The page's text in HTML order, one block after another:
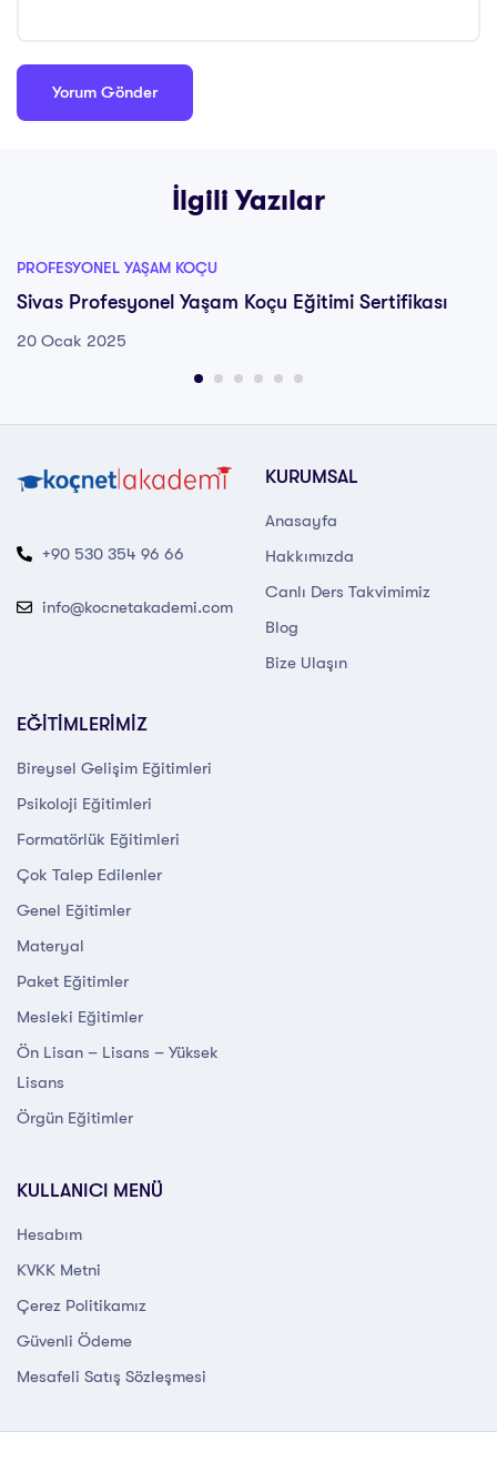
İlgili Yazılar
PROFESYONEL YAŞAM KOÇU
Sivas Profesyonel Yaşam Koçu Eğitimi Sertifikası
20 Ocak 2025
+90 530 354 96 66
info@kocnetakademi.com
KURUMSAL
Anasayfa
Hakkımızda
Canlı Ders Takvimimiz
Blog
Bize Ulaşın
EĞİTİMLERİMİZ
Bireysel Gelişim Eğitimleri
Psikoloji Eğitimleri
Formatörlük Eğitimleri
Çok Talep Edilenler
Genel Eğitimler
Materyal
Paket Eğitimler
Mesleki Eğitimler
Ön Lisan – Lisans – Yüksek
Lisans
Örgün Eğitimler
KULLANICI MENÜ
Hesabım
KVKK Metni
Çerez Politikamız
Güvenli Ödeme
Mesafeli Satış Sözleşmesi